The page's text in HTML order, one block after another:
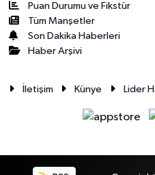
Puan Durumu ve Fikstür
Tüm Manşetler
Son Dakika Haberleri
Haber Arşivi
İletişim Künye Lider